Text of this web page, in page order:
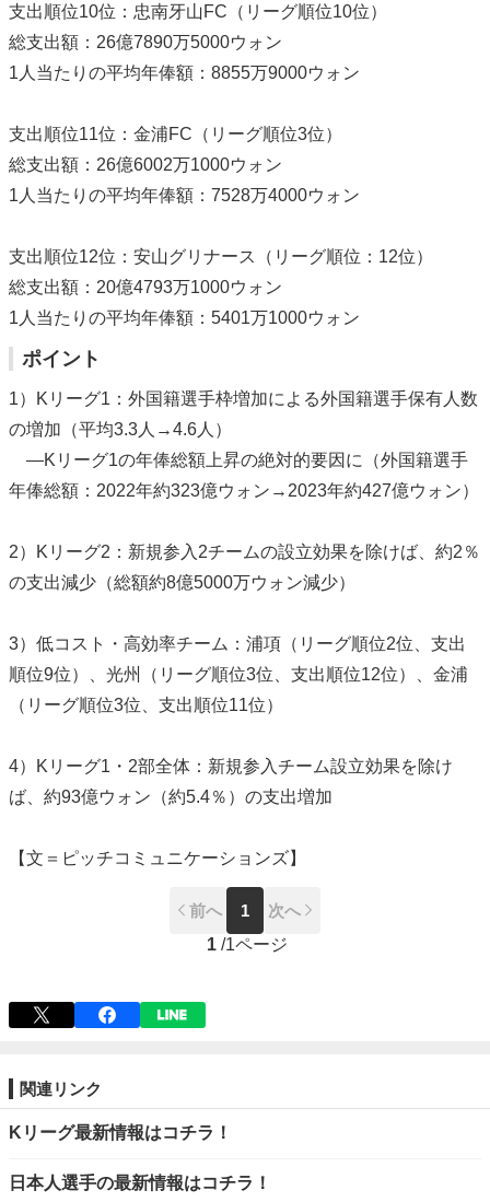
支出順位10位：忠南牙山FC（リーグ順位10位）
総支出額：26億7890万5000ウォン
1人当たりの平均年俸額：8855万9000ウォン
支出順位11位：金浦FC（リーグ順位3位）
総支出額：26億6002万1000ウォン
1人当たりの平均年俸額：7528万4000ウォン
支出順位12位：安山グリナース（リーグ順位：12位）
総支出額：20億4793万1000ウォン
1人当たりの平均年俸額：5401万1000ウォン
ポイント
1）Kリーグ1：外国籍選手枠増加による外国籍選手保有人数
の増加（平均3.3人→4.6人）
―Kリーグ1の年俸総額上昇の絶対的要因に（外国籍選手
年俸総額：2022年約323億ウォン→2023年約427億ウォン）
2）Kリーグ2：新規参入2チームの設立効果を除けば、約2％
の支出減少（総額約8億5000万ウォン減少）
3）低コスト・高効率チーム：浦項（リーグ順位2位、支出
順位9位）、光州（リーグ順位3位、支出順位12位）、金浦
（リーグ順位3位、支出順位11位）
4）Kリーグ1・2部全体：新規参入チーム設立効果を除け
ば、約93億ウォン（約5.4％）の支出増加
【文＝ピッチコミュニケーションズ】
前へ 1
次へ
1 /1ページ
関連リンク
Kリーグ最新情報はコチラ！
日本人選手の最新情報はコチラ！